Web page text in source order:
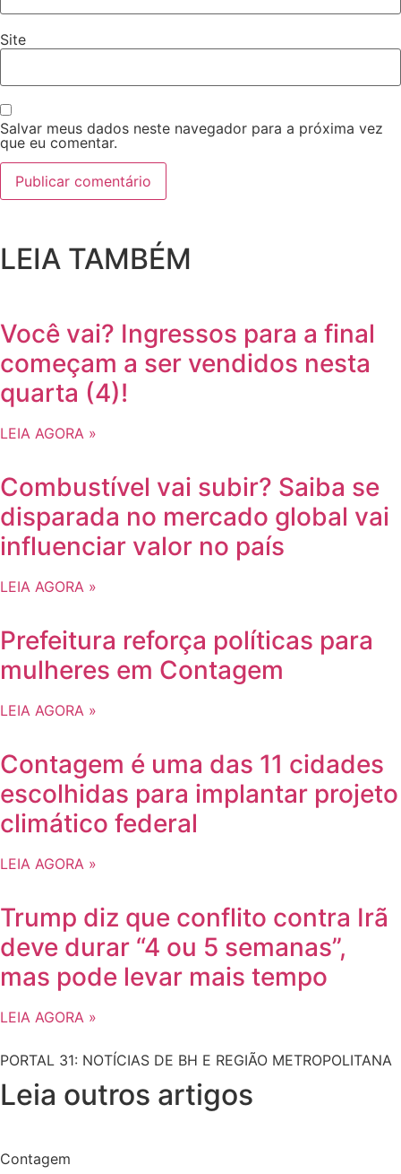
Site
Salvar meus dados neste navegador para a próxima vez
que eu comentar.
LEIA TAMBÉM
Você vai? Ingressos para a final
começam a ser vendidos nesta
quarta (4)!
LEIA AGORA »
Combustível vai subir? Saiba se
disparada no mercado global vai
influenciar valor no país
LEIA AGORA »
Prefeitura reforça políticas para
mulheres em Contagem
LEIA AGORA »
Contagem é uma das 11 cidades
escolhidas para implantar projeto
climático federal
LEIA AGORA »
Trump diz que conflito contra Irã
deve durar “4 ou 5 semanas”,
mas pode levar mais tempo
LEIA AGORA »
PORTAL 31: NOTÍCIAS DE BH E REGIÃO METROPOLITANA
Leia outros artigos
Contagem